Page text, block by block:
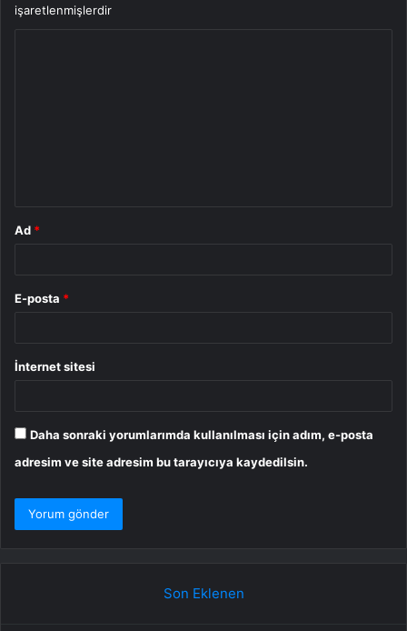
işaretlenmişlerdir
Ad *
E-posta *
İnternet sitesi
Daha sonraki yorumlarımda kullanılması için adım, e-posta
adresim ve site adresim bu tarayıcıya kaydedilsin.
Son Eklenen